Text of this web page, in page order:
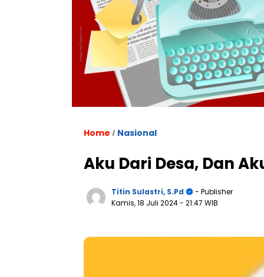
Home / Nasional
Aku Dari Desa, Dan
Titin Sulastri, S.Pd
- Publisher
Kamis, 18 Juli 2024- 21:47 WIB